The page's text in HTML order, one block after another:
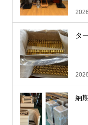
タ
納